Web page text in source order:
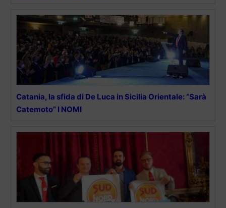
Catania, la sfida di De Luca in Sicilia Orientale: “Sarà
Catemoto” I NOMI